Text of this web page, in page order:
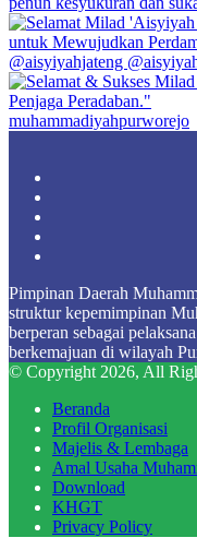
muhammadiyahpurworejo
Pimpinan Daerah
struktur kepemimpinan
berperan sebagai
berkemajuan di wilayah
© Copyright 2026, All
Beranda
Profil Organisasi
Majelis & Lembaga
Amal Usaha
Download
KHGT
Privacy Policy